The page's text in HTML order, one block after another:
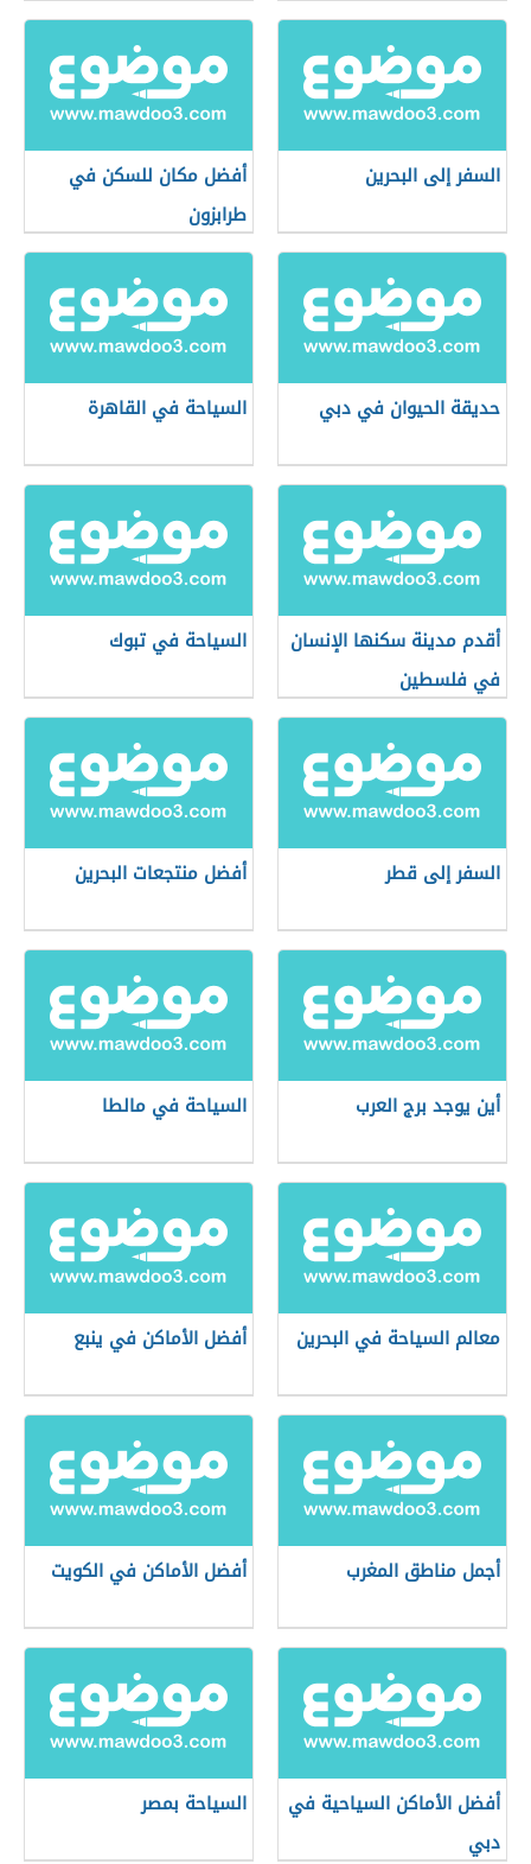
السفر إلى البحرين
أفضل مكان للسكن في
طرابزون
حديقة الحيوان في دبي السياحة في القاهرة
أقدم مدينة سكنها الإنسان
في فلسطين
السياحة في تبوك
السفر إلى قطر أفضل منتجعات البحرين
أين يوجد برج العرب السياحة في مالطا
معالم السياحة في البحرين أفضل الأماكن في ينبع
أجمل مناطق المغرب أفضل الأماكن في الكويت
أفضل الأماكن السياحية في
دبي
السياحة بمصر